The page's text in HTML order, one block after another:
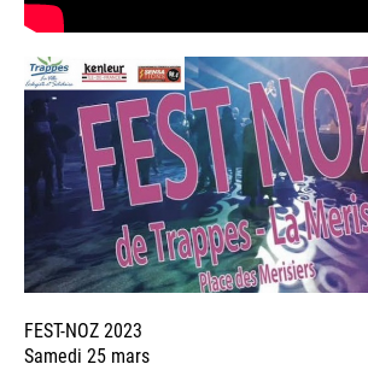
FEST-NOZ 2023
Samedi 25 mars